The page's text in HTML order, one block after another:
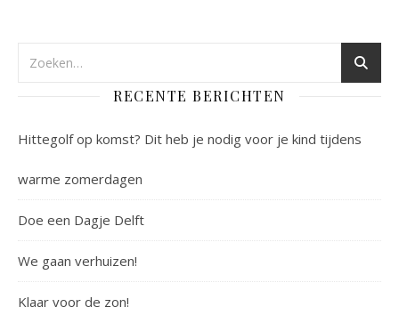
RECENTE BERICHTEN
Hittegolf op komst? Dit heb je nodig voor je kind tijdens
warme zomerdagen
Doe een Dagje Delft
We gaan verhuizen!
Klaar voor de zon!